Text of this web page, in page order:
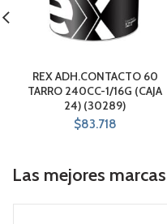
REX ADH.CONTACTO 60
TARRO 240CC-1/16G (CAJA
24) (30289)
$83.718
Las mejores marcas